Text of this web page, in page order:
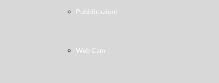
Pubblicazioni
Web Cam